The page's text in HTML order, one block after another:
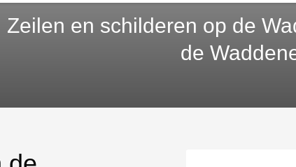
Zeilen en schilderen op de
de